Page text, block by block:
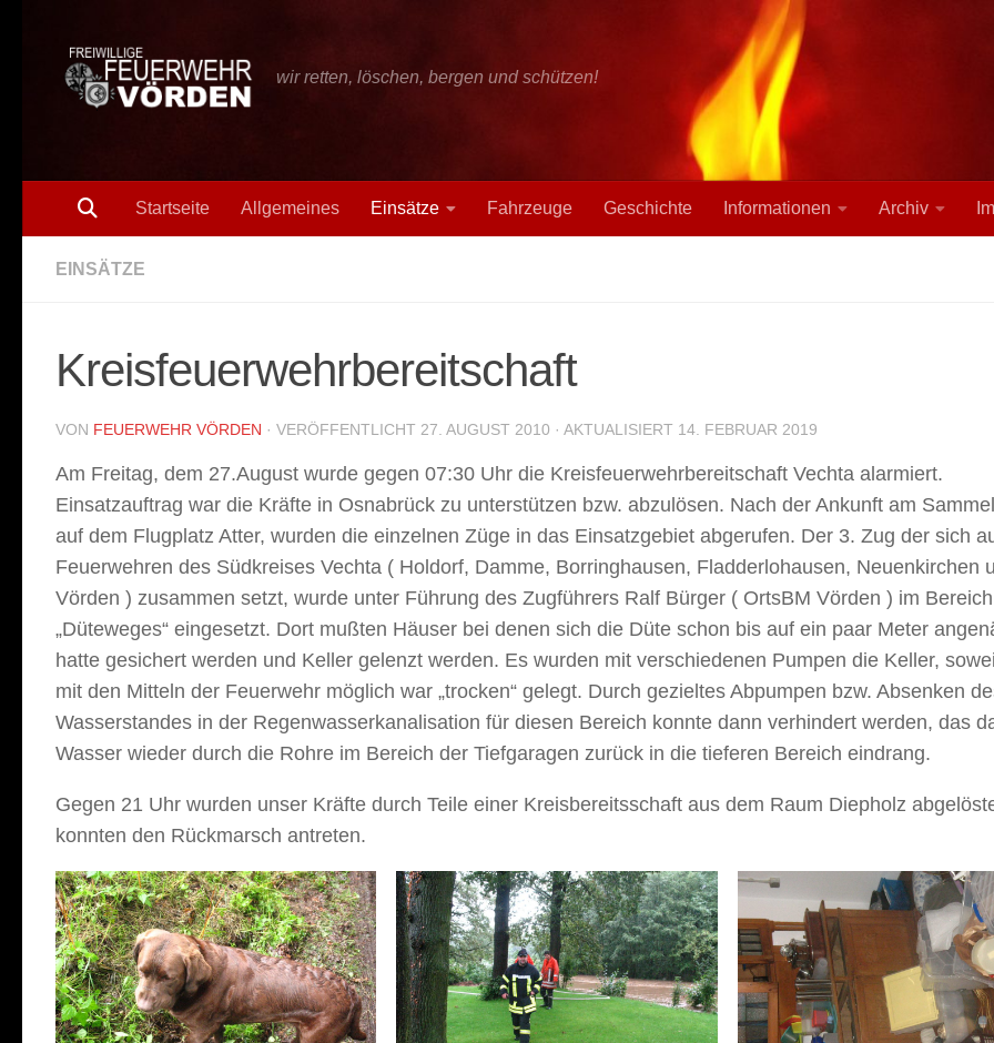
wir retten, löschen, bergen und schützen!
Startseite Allgemeines Einsätze Fahrzeuge Geschichte Informationen Archiv
EINSÄTZE
Kreisfeuerwehrbereitschaft
VON FEUERWEHR VÖRDEN · VERÖFFENTLICHT 27. AUGUST 2010 · AKTUALISIERT 14. FEBRUAR 2019
Am Freitag, dem 27.August wurde gegen 07:30 Uhr die Kreisfeuerwehrbereitschaft Vechta alarmiert.
Einsatzauftrag war die Kräfte in Osnabrück zu unterstützen bzw. abzulösen. Nach der Ankunft am
auf dem Flugplatz Atter, wurden die einzelnen Züge in das Einsatzgebiet abgerufen. Der 3. Zug der sich
Feuerwehren des Südkreises Vechta ( Holdorf, Damme, Borringhausen, Fladderlohausen, Neuenkirchen
Vörden ) zusammen setzt, wurde unter Führung des Zugführers Ralf Bürger ( OrtsBM Vörden ) im
„Düteweges“ eingesetzt. Dort mußten Häuser bei denen sich die Düte schon bis auf ein paar Meter
hatte gesichert werden und Keller gelenzt werden. Es wurden mit verschiedenen Pumpen die Keller,
mit den Mitteln der Feuerwehr möglich war „trocken“ gelegt. Durch gezieltes Abpumpen bzw. Absenken
Wasserstandes in der Regenwasserkanalisation für diesen Bereich konnte dann verhindert werden, das
Wasser wieder durch die Rohre im Bereich der Tiefgaragen zurück in die tieferen Bereich eindrang.
Gegen 21 Uhr wurden unser Kräfte durch Teile einer Kreisbereitsschaft aus dem Raum Diepholz
konnten den Rückmarsch antreten.